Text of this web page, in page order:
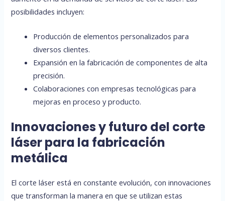
posibilidades incluyen:
Producción de elementos personalizados para
diversos clientes.
Expansión en la fabricación de componentes de alta
precisión.
Colaboraciones con empresas tecnológicas para
mejoras en proceso y producto.
Innovaciones y futuro del corte
láser para la fabricación
metálica
El corte láser está en constante evolución, con innovaciones
que transforman la manera en que se utilizan estas